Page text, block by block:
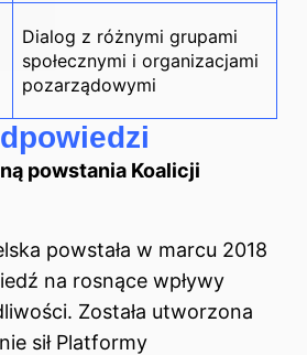
Dialog z różnymi grupami
społecznymi i organizacjami
pozarządowymi
powstania Koalicji
powstała w marcu 2018
na rosnące wpływy
Została utworzona
sił Platformy